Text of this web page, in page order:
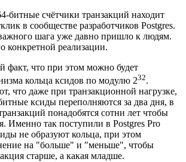
битные счётчики транзакций находит
в сообществе разработчиков Postgres.
шага уже давно пришло к людям.
конкретной реализации.
факт, что при этом можно будет
кольца ксидов по модулю 232.
что даже при транзакционной нагрузке,
ксиды переполняются за два дня, в
понадобятся сотни лет чтобы
Именно так поступили в Postgres Pro
не образуют кольца, при этом
на "больше" и "меньше", чтобы
старше, а какая младше.